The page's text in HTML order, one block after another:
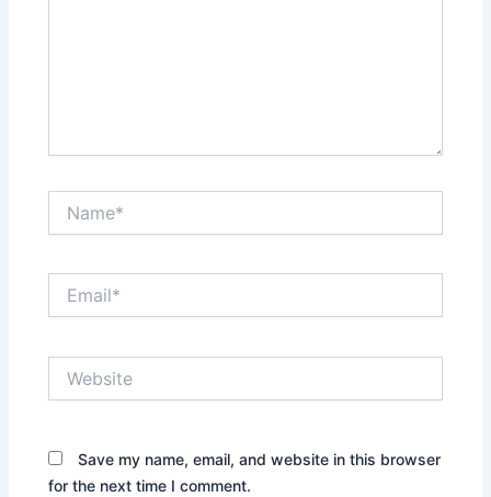
Save my name, email, and website in this browser
for the next time I comment.